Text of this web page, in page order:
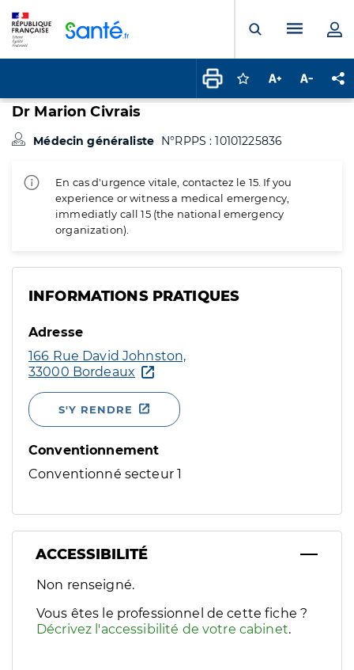
Ouvrir laMenu
Connectez-vous
Augmenter la
Dr Marion Civrais
Médecin généraliste N°RPPS : 10101225836
En cas d'urgence vitale, contactez le 15. If you
experience or witness a medical emergency,
immediatly call 15 (the national emergency
organization).
INFORMATIONS PRATIQUES
Adresse
166 Rue David Johnston,
33000 Bordeaux
S'Y RENDRE
Conventionnement
Conventionné secteur 1
ACCESSIBILITÉ
Filtres
Sélectionnez un ou plusieurs handicaps/besoins
Non renseigné.
Vous êtes le professionnel de cette fiche ?
Décrivez l'accessibilité de votre cabinet.